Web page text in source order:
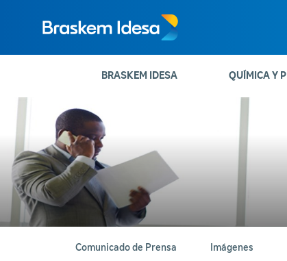
BRASKEM IDESA QUÍMICA Y
Comunicado de Prensa Imágenes